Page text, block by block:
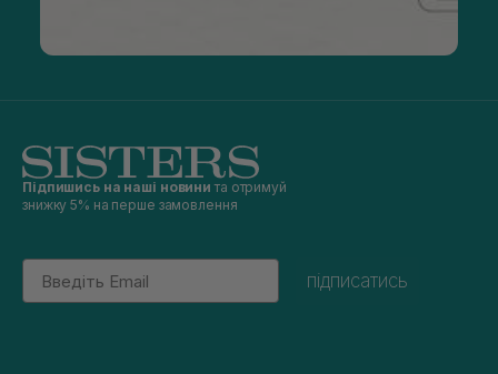
Підпишись на наші новини та отримуй
знижку 5% на перше замовлення
Email
підписатись